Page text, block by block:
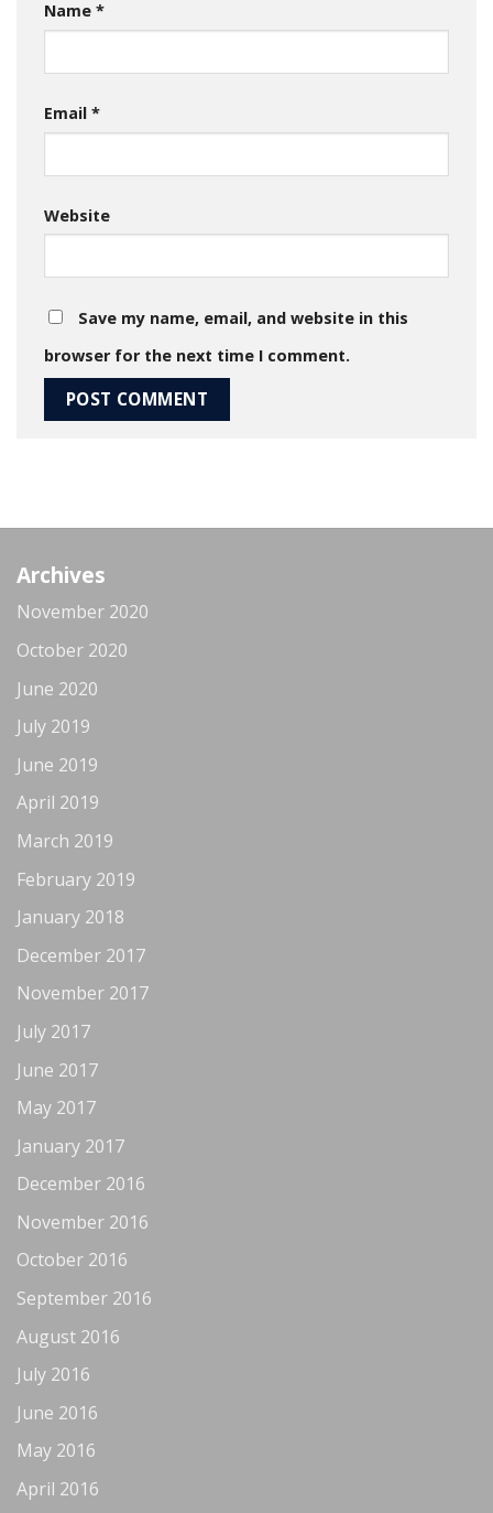
Name *
Email *
Website
Save my name, email, and website in this
browser for the next time I comment.
Archives
November 2020
October 2020
June 2020
July 2019
June 2019
April 2019
March 2019
February 2019
January 2018
December 2017
November 2017
July 2017
June 2017
May 2017
January 2017
December 2016
November 2016
October 2016
September 2016
August 2016
July 2016
June 2016
May 2016
April 2016